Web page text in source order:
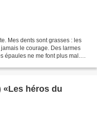
Mes dents sont grasses : les
le courage. Des larmes
épaules ne me font plus mal.
«Les héros du